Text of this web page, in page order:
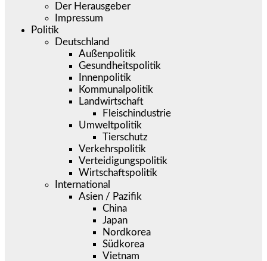
Der Herausgeber
Impressum
Politik
Deutschland
Außenpolitik
Gesundheitspolitik
Innenpolitik
Kommunalpolitik
Landwirtschaft
Fleischindustrie
Umweltpolitik
Tierschutz
Verkehrspolitik
Verteidigungspolitik
Wirtschaftspolitik
International
Asien / Pazifik
China
Japan
Nordkorea
Südkorea
Vietnam